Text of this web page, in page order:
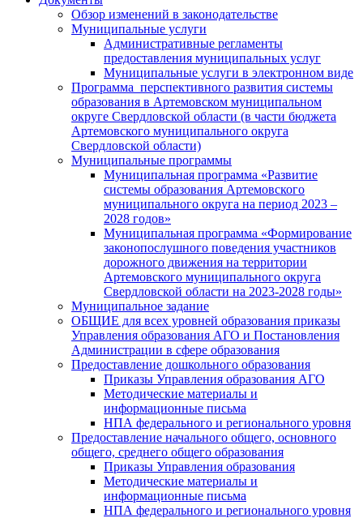
Обзор изменений в законодательстве
Муниципальные услуги
Административные регламенты
предоставления муниципальных услуг
Муниципальные услуги в электронном виде
Программа перспективного развития системы
образования в Артемовском муниципальном
округе Свердловской области (в части бюджета
Артемовского муниципального округа
Свердловской области)
Муниципальные программы
Муниципальная программа «Развитие
системы образования Артемовского
муниципального округа на период 2023 –
2028 годов»
Муниципальная программа «Формирование
законопослушного поведения участников
дорожного движения на территории
Артемовского муниципального округа
Свердловской области на 2023-2028 годы»
Муниципальное задание
ОБЩИЕ для всех уровней образования приказы
Управления образования АГО и Постановления
Администрации в сфере образования
Предоставление дошкольного образования
Приказы Управления образования АГО
Методические материалы и
информационные письма
НПА федерального и регионального уровня
Предоставление начального общего, основного
общего, среднего общего образования
Приказы Управления образования
Методические материалы и
информационные письма
НПА федерального и регионального уровня